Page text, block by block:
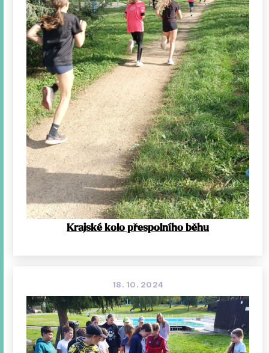
Krajské kolo přespolního běhu
18. 10. 2024